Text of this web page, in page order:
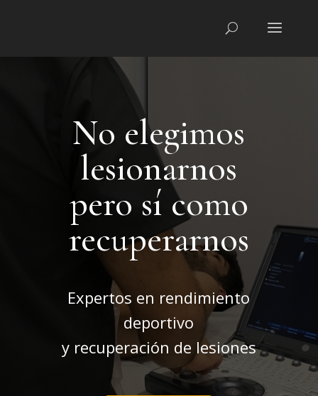
No elegimos
lesionarnos
pero sí como
recuperarnos
Expertos en rendimiento
deportivo
y recuperación de lesiones